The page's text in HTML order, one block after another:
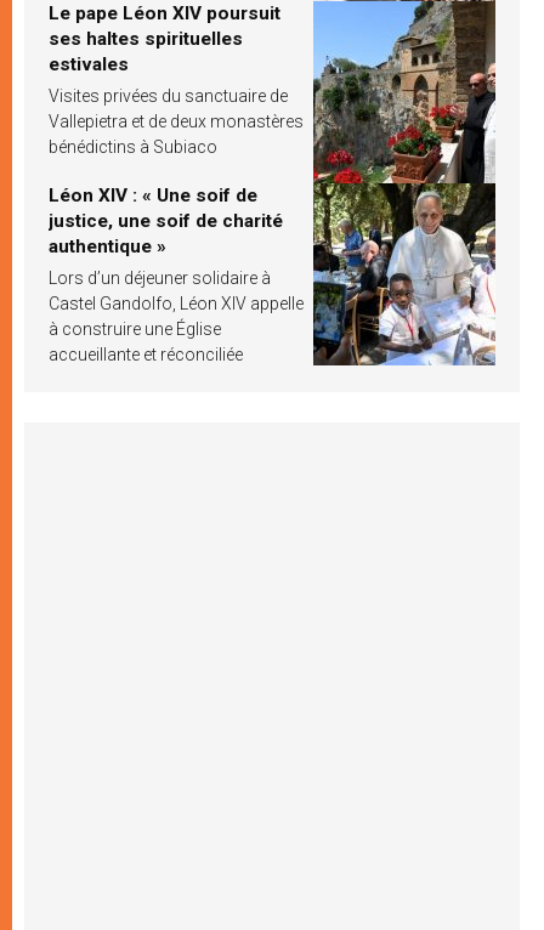
Le pape Léon XIV poursuit
ses haltes spirituelles
estivales
Visites privées du sanctuaire de
Vallepietra et de deux monastères
bénédictins à Subiaco
Léon XIV : « Une soif de
justice, une soif de charité
authentique »
Lors d’un déjeuner solidaire à
Castel Gandolfo, Léon XIV appelle
à construire une Église
accueillante et réconciliée